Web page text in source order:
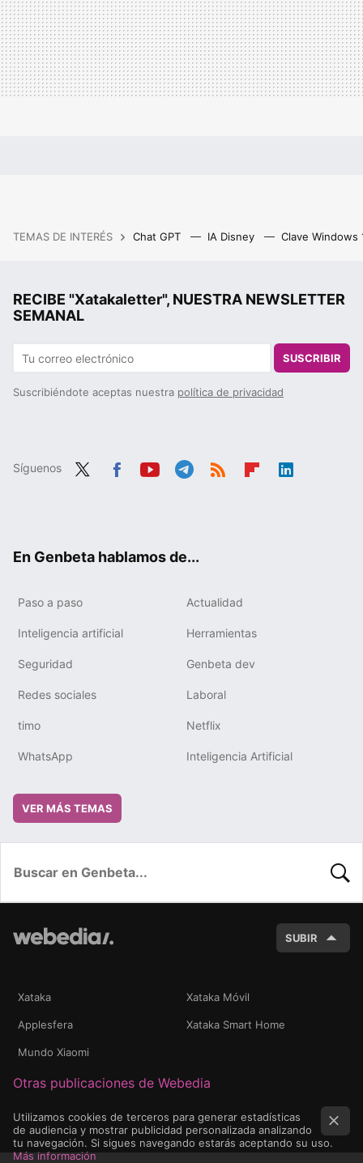
TEMAS DE INTERÉS Chat GPT IA Disney Clave Windows
RECIBE "Xatakaletter", NUESTRA NEWSLETTER
SEMANAL
SUSCRIBIR
Suscribiéndote aceptas nuestra política de privacidad
Síguenos
En Genbeta hablamos de...
Paso a paso Actualidad
Inteligencia artificial Herramientas
Seguridad Genbeta dev
Redes sociales Laboral
timo Netflix
WhatsApp Inteligencia Artificial
VER MÁS TEMAS
SUBIR
Xataka Xataka Móvil
Applesfera Xataka Smart Home
Mundo Xiaomi
Otras publicaciones de Webedia
Utilizamos cookies de terceros para generar estadísticas
de audiencia y mostrar publicidad personalizada analizando
tu navegación. Si sigues navegando estarás aceptando su uso.
Más información